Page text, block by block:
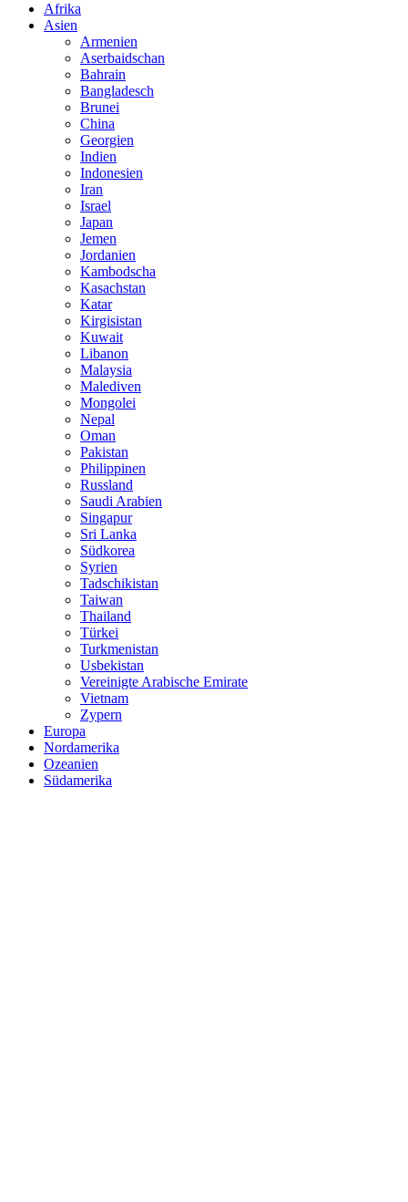
Afrika
Asien
Armenien
Aserbaidschan
Bahrain
Bangladesch
Brunei
China
Georgien
Indien
Indonesien
Iran
Israel
Japan
Jemen
Jordanien
Kambodscha
Kasachstan
Katar
Kirgisistan
Kuwait
Libanon
Malaysia
Malediven
Mongolei
Nepal
Oman
Pakistan
Philippinen
Russland
Saudi Arabien
Singapur
Sri Lanka
Südkorea
Syrien
Tadschikistan
Taiwan
Thailand
Türkei
Turkmenistan
Usbekistan
Vereinigte Arabische Emirate
Vietnam
Zypern
Europa
Nordamerika
Ozeanien
Südamerika